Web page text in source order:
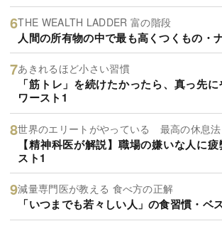
THE WEALTH LADDER 富の階段
人間の所有物の中で最も高くつくもの・
あきれるほど小さい習慣
「筋トレ」を続けたかったら、真っ先
ワースト1
世界のエリートがやっている 最高の休息法
【精神科医が解説】職場の嫌いな人に
スト1
減量専門医が教える 食べ方の正解
「いつまでも若々しい人」の食習慣・ベ